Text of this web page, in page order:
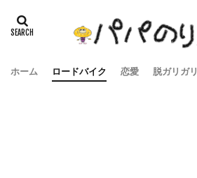
ホーム ロードバイク 恋愛 脱ガリガリ